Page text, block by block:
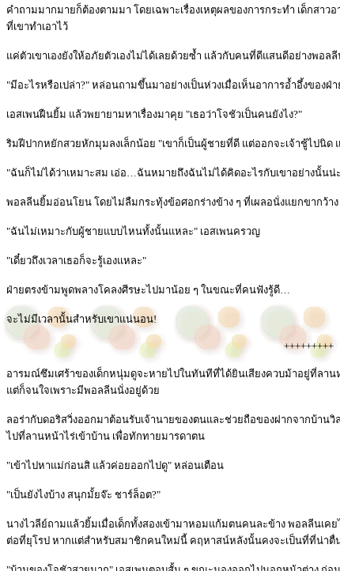
คำถามมากมายก็ต้องตามมา โดยเฉพาะเรื่องเหตุผลของการกระทำ เด็กสา
ที่เขาทำเอาไว้
แค่ตัวเขาเองยังให้อภัยตัวเองไม่ได้เลยด้วยซ้ำ แล้วกับคนที่ดีแสนดีอย่างพอล
"มีอะไรหรือเปล่า?" หล่อนถามขึ้นมาอย่างเป็นห่วงเมื่อเห็นอาการอ้ำอึ้งของฝ่
เอสเพนฝืนยิ้ม แล้วพยายามหาเรื่องมาคุย "เธอว่าโจชัวเป็นคนยังไง?"
ริมฝีปากหยักสวยหักมุมลงเล็กน้อย "เขาก็เป็นผู้ชายที่ดี แต่ออกจะเจ้าชู้ไปนิด
"ฉันก็ไม่ได้ว่าเหมาะสม เอ่อ…ฉันหมายถึงฉันไม่ได้คิดอะไรกับเขาอย่างนั้นน่
พอลลีนยิ้มอ่อนโยน โดยไม่ลืมกระทุ้งข้อศอกร่างข้าง ๆ ที่เผลอนั่งแยกขากว้า
"ฉันไม่เหมาะกับผู้ชายแบบไหนทั้งนั้นแหละ" เอสเพนครวญ
"เดี๋ยวถึงเวลาเธอก็จะรู้เองแหละ"
ฝ่ายตรงข้ามพูดพลางโคลงศีรษะไปมาน้อย ๆ ในขณะที่คนฟังรู้ดี…
จะไม่มีเวลานั้นสำหรับเขาแน่นอน!
+++++++++
อารมณ์ซึมเศร้าของเด็กหนุ่มดูจะหายไปในทันทีที่ได้ยินเสียงควบม้าอยู่ที่ลา
แต่ก็จนใจเพราะมีพอลลีนนั่งอยู่ด้วย
ลอร่ากับดอริสวิ่งออกมาต้อนรับเจ้านายของตนและช่วยถือของฝากจากบ้านวิ
ไปที่ลานหน้าไร่เข้าบ้าน เพื่อทักทายมารดาตน
"เข้าไปหาแม่ก่อนสิ แล้วค่อยออกไปดู" หล่อนเตือน
"เป็นยังไงบ้าง สนุกมั้ยจ๊ะ ชาร์ล็อต?"
นางไวลีย์ถามแล้วยิ้มเมื่อเด็กทั้งสองเข้ามาหอมแก้มตนคนละข้าง พอลลีนเค
ต่อที่ยุโรป หากแต่สำหรับสมาชิกคนใหม่นี้ คฤหาสน์หลังนั้นคงจะเป็นที่ที่น่าตื่